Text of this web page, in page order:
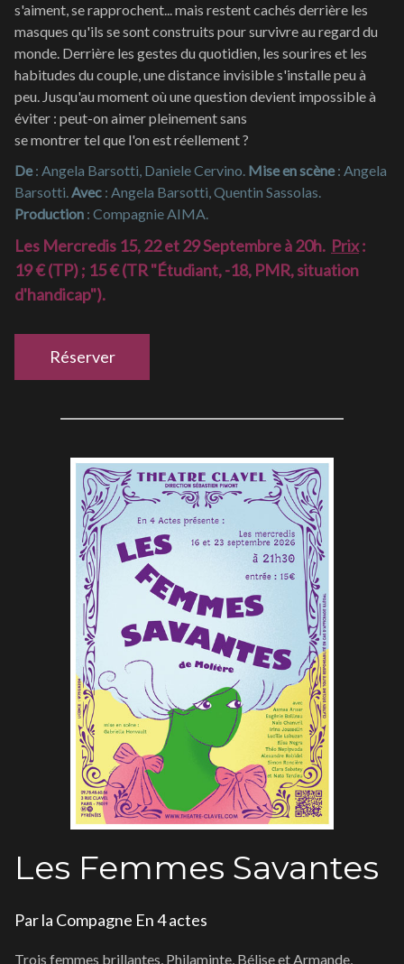
s'aiment, se rapprochent... mais restent cachés derrière les
masques qu'ils se sont construits pour survivre au regard du
monde. Derrière les gestes du quotidien, les sourires et les
habitudes du couple, une distance invisible s'installe peu à
peu. Jusqu'au moment où une question devient impossible à
éviter : peut-on aimer pleinement sans
se montrer tel que l'on est réellement ?
De: Angela Barsotti, Daniele Cervino. Mise en scène: Angela
Barsotti.Avec : Angela Barsotti, Quentin Sassolas.
Production : Compagnie AIMA.
Les Mercredis 15, 22 et 29 Septembre à 20h. Prix:
19 € (TP) ; 15 € (TR "Étudiant, -18, PMR, situation
d'handicap").
Réserver
Les Femmes Savantes
Par la Compagne En 4 actes
Trois femmes brillantes, Philaminte, Bélise et Armande,